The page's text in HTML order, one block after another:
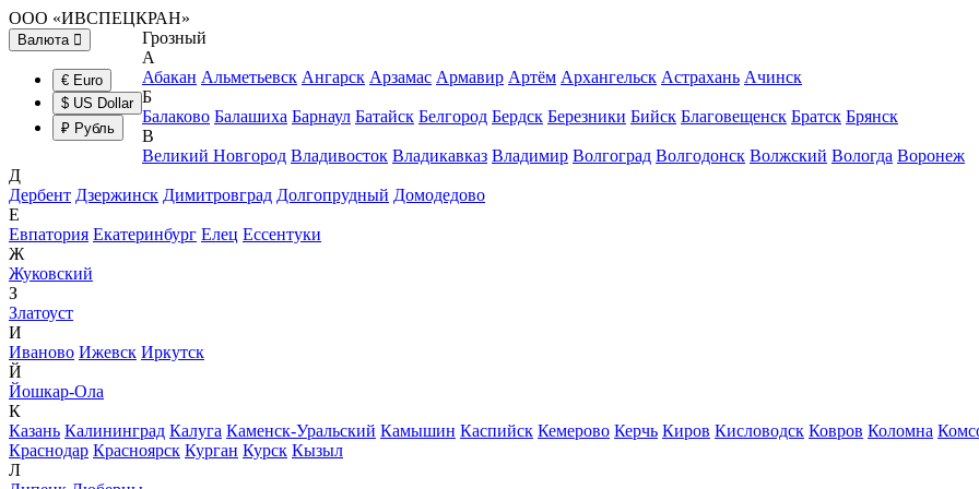
ООО «ИВСПЕЦКРАН»
Валюта
€ Euro
$ US Dollar
₽ Рубль
Грозный
А
Абакан Альметьевск Ангарск Арзамас Армавир Артём Архангельск Астрахань Ачинск
Б
Балаково Балашиха Барнаул Батайск Белгород Бердск Березники Бийск Благовещенск Братск Брянск
В
Великий Новгород Владивосток Владикавказ Владимир Волгоград Волгодонск Волжский Вологда Воронеж
Д
Дербент Дзержинск Димитровград Долгопрудный Домодедово
Е
Евпатория Екатеринбург Елец Ессентуки
Ж
Жуковский
З
Златоуст
И
Иваново Ижевск Иркутск
Й
Йошкар-Ола
К
Казань Калининград Калуга Каменск-Уральский Камышин Каспийск Кемерово Керчь Киров Кисловодск Ковров Коломна
Краснодар Красноярск Курган Курск Кызыл
Л